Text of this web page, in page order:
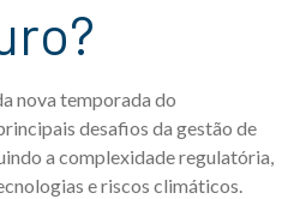
nova temporada do
desafios da gestão de
a complexidade regulatória,
e riscos climáticos.